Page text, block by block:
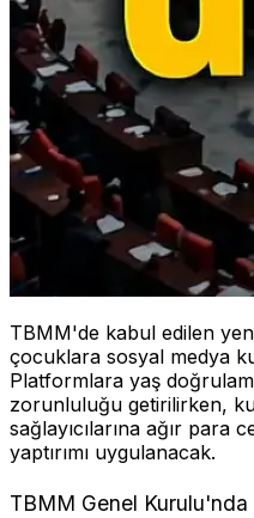
TBMM'de kabul edilen
çocuklara sosyal medya
Platformlara yaş
zorunluluğu getirilirken,
sağlayıcılarına ağır para
yaptırımı uygulanacak.
TBMM Genel Kurulu'nda